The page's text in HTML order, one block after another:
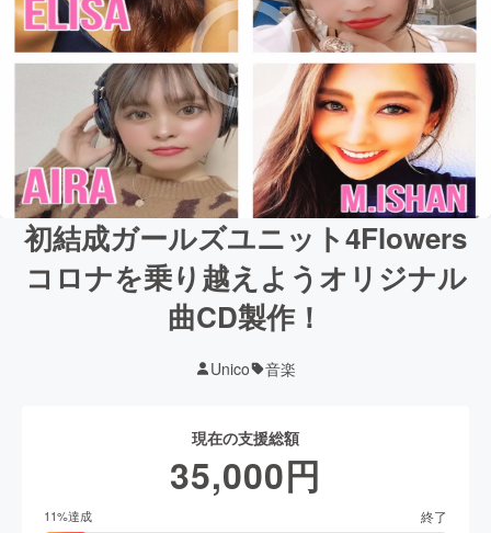
初結成ガールズユニット4Flowers
コロナを乗り越えようオリジナル
曲CD製作！
Unico 音楽
現在の支援総額
35,000円
11%達成 終了